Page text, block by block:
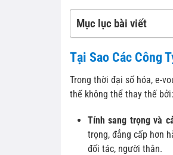
Mục lục bài viết
Tại Sao Các Công
Trong thời đại số hóa, e-
thế không thể thay thế bởi:
Tính sang trọng và
trọng, đẳng cấp hơn
đối tác, người thân.